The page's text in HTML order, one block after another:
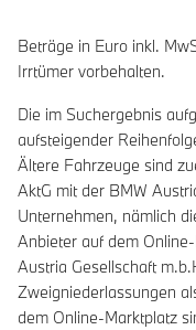
Beträge in Euro inkl.
Irrtümer vorbehalten.
Die im Suchergebnis
aufsteigender
Ältere Fahrzeuge sind
AktG mit der BMW
Unternehmen, nämlich
Anbieter auf dem
Austria Gesellschaft
Zweigniederlassungen
dem Online-Marktplatz